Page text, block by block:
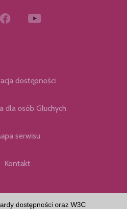
dostępności
dla osób Głuchych
serwisu
Kontakt
dostępności oraz W3C